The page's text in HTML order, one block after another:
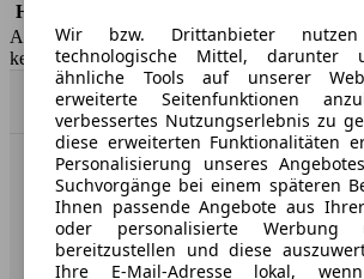
HSN/TSN
AutoScout24 GmbH übernimmt für die
keine Gewähr.
AutoScout24: Europaweit der größte
Unternehmen
Wir bzw. Drittanbieter nutzen
technologische Mittel, darunter
ähnliche Tools auf unserer
erweiterte Seitenfunktionen
verbessertes Nutzungserlebnis zu
diese erweiterten Funktionalitäten
Personalisierung unseres
Suchvorgänge bei einem späteren
Ihnen passende Angebote aus
oder personalisierte Werbung
bereitzustellen und diese
Ihre E-Mail-Adresse lokal,